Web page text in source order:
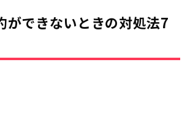
ができないときの対処法7